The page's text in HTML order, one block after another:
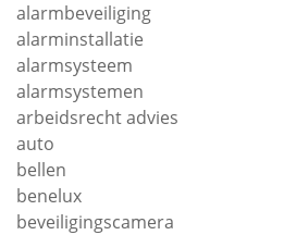
alarmbeveiliging
alarminstallatie
alarmsysteem
alarmsystemen
arbeidsrecht advies
auto
bellen
benelux
beveiligingscamera